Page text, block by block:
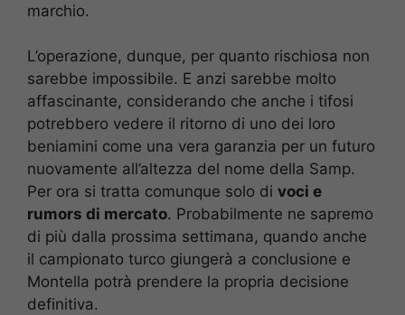
marchio.
L’operazione, dunque, per quanto rischiosa non
sarebbe impossibile. E anzi sarebbe molto
affascinante, considerando che anche i tifosi
potrebbero vedere il ritorno di uno dei loro
beniamini come una vera garanzia per un futuro
nuovamente all’altezza del nome della Samp.
Per ora si tratta comunque solo di voci e
rumors di mercato. Probabilmente ne sapremo
di più dalla prossima settimana, quando anche
il campionato turco giungerà a conclusione e
Montella potrà prendere la propria decisione
definitiva.